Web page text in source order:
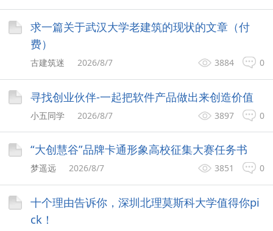
求一篇关于武汉大学老建筑的现状的文章（付
费）
0
3884
古建筑迷 2026/8/7
寻找创业伙伴-一起把软件产品做出来创造价值
0
3897
小五同学 2026/8/7
“大创慧谷”品牌卡通形象高校征集大赛任务书
0
3851
梦遥远 2026/8/7
十个理由告诉你，深圳北理莫斯科大学值得你pi
ck！